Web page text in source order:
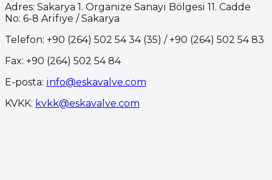
Adres: Sakarya 1. Organize Sanayi Bölgesi 11. Cadde
No: 6-8 Arifiye / Sakarya
Telefon: +90 (264) 502 54 34 (35) / +90 (264) 502 54 83
Fax: +90 (264) 502 54 84
E-posta: info@eskavalve.com
KVKK: kvkk@eskavalve.com